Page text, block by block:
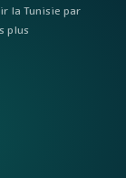
la Tunisie par
plus